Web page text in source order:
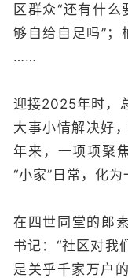
区群众“还有什么
够自给自足吗”；
……
迎接2025年时，
大事小情解决好
年来，一项项聚
“小家”日常，化
在四世同堂的郎
书记：“社区对我
是关乎千家万户